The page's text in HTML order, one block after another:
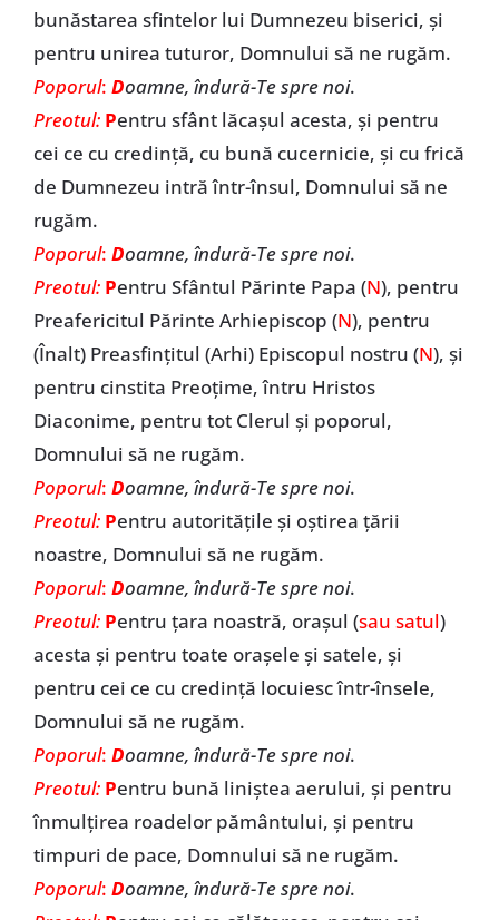
bunăstarea sfintelor lui Dumnezeu biserici, și
pentru unirea tuturor, Domnului să ne rugăm.
Poporul: Doamne, îndură-Te spre noi.
Preotul: Pentru sfânt lăcașul acesta, și pentru
cei ce cu credință, cu bună cucernicie, și cu frică
de Dumnezeu intră într-însul, Domnului să ne
rugăm.
Poporul: Doamne, îndură-Te spre noi.
Preotul: Pentru Sfântul Părinte Papa (N), pentru
Preafericitul Părinte Arhiepiscop (N), pentru
(Înalt) Preasfințitul (Arhi) Episcopul nostru (N), și
pentru cinstita Preoțime, întru Hristos
Diaconime, pentru tot Clerul și poporul,
Domnului să ne rugăm.
Poporul: Doamne, îndură-Te spre noi.
Preotul: Pentru autoritățile și oștirea țării
noastre, Domnului să ne rugăm.
Poporul: Doamne, îndură-Te spre noi.
Preotul: Pentru țara noastră, orașul (sau satul)
acesta și pentru toate orașele și satele, și
pentru cei ce cu credință locuiesc într-însele,
Domnului să ne rugăm.
Poporul: Doamne, îndură-Te spre noi.
Preotul: Pentru bună liniștea aerului, și pentru
înmulțirea roadelor pământului, și pentru
timpuri de pace, Domnului să ne rugăm.
Poporul: Doamne, îndură-Te spre noi.